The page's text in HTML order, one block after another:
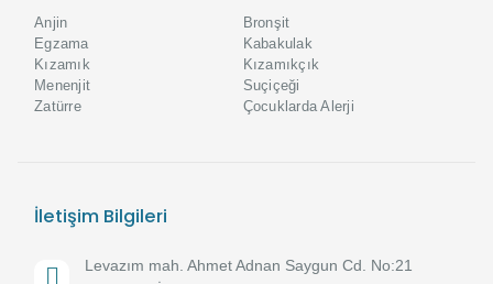
Anjin
Bronşit
Egzama
Kabakulak
Kızamık
Kızamıkçık
Menenjit
Suçiçeği
Zatürre
Çocuklarda Alerji
İletişim Bilgileri
Levazım mah. Ahmet Adnan Saygun Cd. No:21